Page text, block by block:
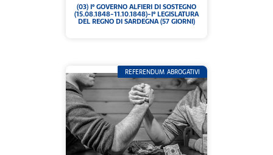
(03) I° GOVERNO ALFIERI DI SOSTEGNO
(15.08.1848-11.10.1848)-I° LEGISLATURA
DEL REGNO DI SARDEGNA (57 GIORNI)
REFERENDUM ABROGATIVI